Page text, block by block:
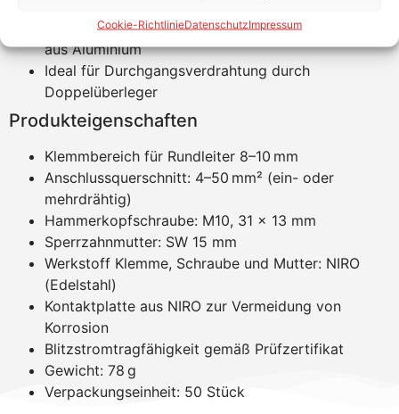
Cookie-RichtlinieDatenschutzImpressum
Kompatibel mit verschiedenen Montagesystemen
aus Aluminium
Ideal für Durchgangsverdrahtung durch
Doppelüberleger
Produkteigenschaften
Klemmbereich für Rundleiter 8–10 mm
Anschlussquerschnitt: 4–50 mm² (ein- oder
mehrdrähtig)
Hammerkopfschraube: M10, 31 x 13 mm
Sperrzahnmutter: SW 15 mm
Werkstoff Klemme, Schraube und Mutter: NIRO
(Edelstahl)
Kontaktplatte aus NIRO zur Vermeidung von
Korrosion
Blitzstromtragfähigkeit gemäß Prüfzertifikat
Gewicht: 78 g
Verpackungseinheit: 50 Stück